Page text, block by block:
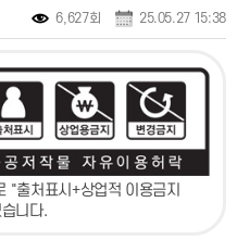
6,627회 25.05.27 15:38
출처표시+상업적 이용금지
니다.